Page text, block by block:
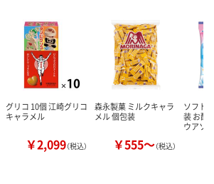
グリコ 10個 江崎グリコ
キャラメル
￥2,099（税込）
森永製菓 ミルクキャラ
メル 個包装
￥555～（税込）
ソフト
装 お配
ウアソ